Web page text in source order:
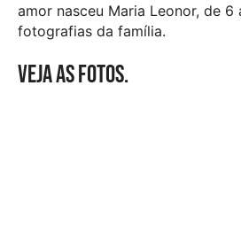
amor nasceu Maria Leonor, de 6
fotografias da família.
Veja as fotos.